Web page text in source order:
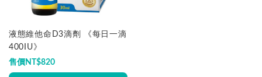
液態維他命D3滴劑 《每日一滴
400IU》
售價NT$820